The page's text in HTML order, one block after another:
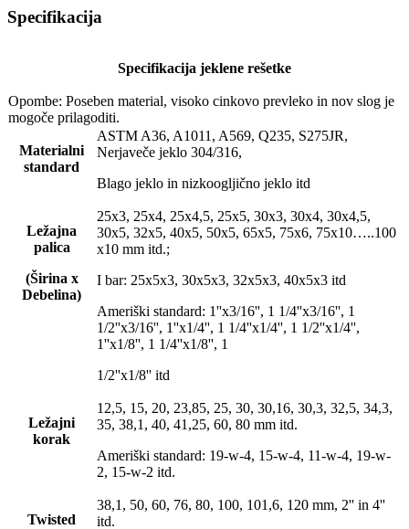
Specifikacija
Specifikacija jeklene rešetke
Opombe: Poseben material, visoko cinkovo ​​prevleko in nov slog je
mogoče prilagoditi.
Materialni
standard
ASTM A36, A1011, A569, Q235, S275JR,
Nerjaveče jeklo 304/316,
Blago jeklo in nizkoogljično jeklo itd
Ležajna
palica
(Širina x
Debelina)
25x3, 25x4, 25x4,5, 25x5, 30x3, 30x4, 30x4,5,
30x5, 32x5, 40x5, 50x5, 65x5, 75x6, 75x10…..100
x10 mm itd.;
I bar: 25x5x3, 30x5x3, 32x5x3, 40x5x3 itd
Ameriški standard: 1''x3/16'', 1 1/4''x3/16'', 1
1/2''x3/16'', 1''x1/4'', 1 1/4''x1/4'', 1 1/2''x1/4'',
1''x1/8'', 1 1/4''x1/8'', 1
1/2''x1/8'' itd
Ležajni
korak
12,5, 15, 20, 23,85, 25, 30, 30,16, 30,3, 32,5, 34,3,
35, 38,1, 40, 41,25, 60, 80 mm itd.
Ameriški standard: 19-w-4, 15-w-4, 11-w-4, 19-w-
2, 15-w-2 itd.
Twisted
38,1, 50, 60, 76, 80, 100, 101,6, 120 mm, 2'' in 4''
itd.